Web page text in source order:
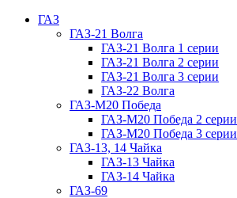
ГАЗ
ГАЗ-21 Волга
ГАЗ-21 Волга 1 серии
ГАЗ-21 Волга 2 серии
ГАЗ-21 Волга 3 серии
ГАЗ-22 Волга
ГАЗ-М20 Победа
ГАЗ-М20 Победа 2 серии
ГАЗ-М20 Победа 3 серии
ГАЗ-13, 14 Чайка
ГАЗ-13 Чайка
ГАЗ-14 Чайка
ГАЗ-69